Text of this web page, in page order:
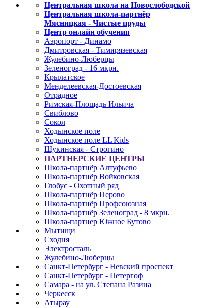
Центральная школа на Новослободской
Центральная школа-партнёр
Мясницкая - Чистые пруды
Центр онлайн обучения
Аэропорт - Динамо
Дмитровская - Тимирязевская
Жулебино-Люберцы
Зеленоград - 16 мкрн.
Крылатское
Менделеевская-Достоевская
Отрадное
Римская-Площадь Ильича
Свиблово
Сокол
Ходынское поле
Ходынское поле LL Kids
Щукинская - Строгино
ПАРТНЕРСКИЕ ЦЕНТРЫ
Школа-партнёр Алтуфьево
Школа-партнёр Войковская
Глобус - Охотный ряд
Школа-партнёр Перово
Школа-партнёр Профсоюзная
Школа-партнёр Зеленоград - 8 мкрн.
Школа-партнер Южное Бутово
Мытищи
Сходня
Электросталь
Жулебино-Люберцы
Санкт-Петербург - Невский проспект
Санкт-Петербург - Петергоф
Самара - на ул. Степана Разина
Черкесск
Атырау